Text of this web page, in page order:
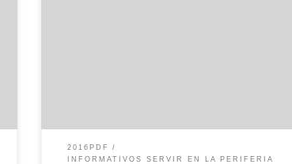
2016PDF
INFORMATIVOS SERVIR EN LA PERIFERIA